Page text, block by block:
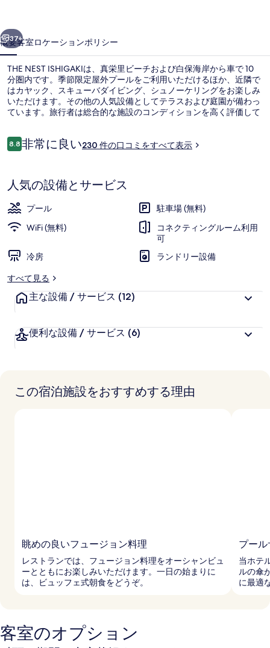
ャ
ラ
リ
ー
37+
概要客室ロケーションポリシー
THE NEST ISHIGAKIは、真栄里ビーチおよび白保海岸から車で 10
分圏内です。季節限定屋外プールをご利用いただけるほか、近隣で
はカヤック、スキューバダイビング、シュノーケリングをお楽しみ
いただけます。その他の人気設備としてテラスおよび庭園が備わっ
ています。旅行者は総合的な施設のコンディションを高く評価して
口
コ
8.810段階中8.8
非常に良い230 件の口コミをすべて表示
人気の設備とサービス
プール
駐車場 (無料)
WiFi (無料)
コネクティングルーム利用
可
冷房
ランドリー設備
すべて見る
主な設備 / サービス (12)
便利な設備 / サービス (6)
この宿泊施設をおすすめする理由
眺めの良いフュージョン料理
レストランでは、フュージョン料理をオーシャンビュ
ーとともにお楽しみいただけます。一日の始まりに
は、ビュッフェ式朝食をどうぞ。
プー
当ホテ
ルの傘
に最適
客室のオプション